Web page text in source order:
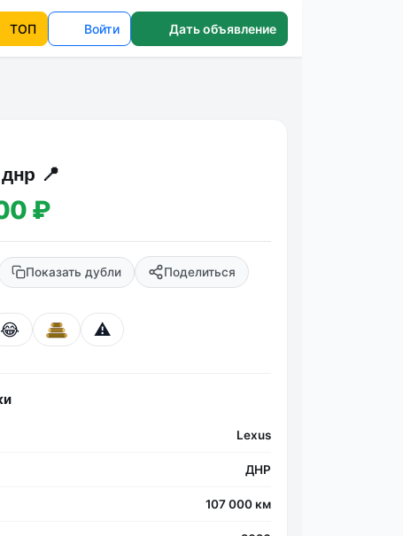
ТОП Войти Дать объявление
📍
₽
Показать дубли Поделиться
😂 ⚠️
Lexus
ДНР
107 000 км